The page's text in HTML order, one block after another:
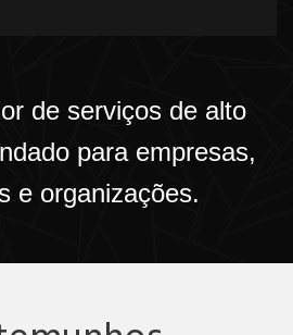
de serviços de alto
para empresas,
e organizações.